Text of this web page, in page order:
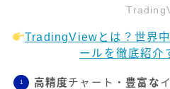
TradingViewとは？世界
ールを徹底紹介
高精度チャート・ 豊富な